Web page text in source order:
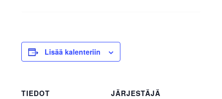
Lisää kalenteriin
TIEDOT
JÄRJESTÄJÄ